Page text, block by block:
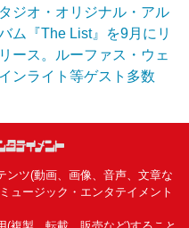
タジオ・オリジナル・アル
ム『The List』を9月にリ
リース。ルーファス・ウェ
インライト等ゲスト多数
ンツ(動画、画像、音声、文章な
ュージック・エンタテイメント